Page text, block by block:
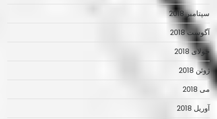
سپتامبر 2018
آگوست 2018
جولای 2018
ژوئن 2018
می 2018
آوریل 2018